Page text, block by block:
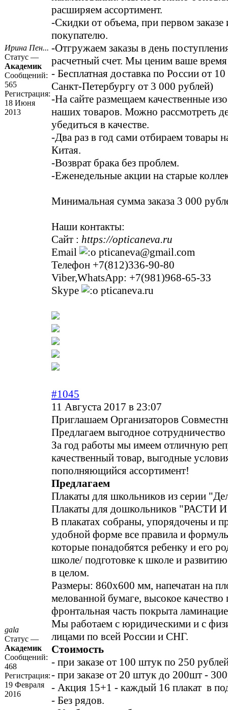
Ирина Пен...
Статус —
Академик
Сообщений:
565
Регистрация:
18 Июня
2013
расширяем ассортимент.
-Скидки от объема, при первом
покупателю.
-Отгружаем заказы в день
расчетный счет. Мы ценим ваше
- Бесплатная доставка по России от
Санкт-Петербургу от 3 000 рублей)
-На сайте размещаем качественные
наших товаров. Можно рассмотреть
убедиться в качестве.
-Два раз в год сами отбираем товары
Китая.
-Возврат брака без проблем.
-Еженедельные акции на старые
Минимальная сумма заказа 3 000
Наши контакты:
Сайт : https://opticaneva.ru
Email
pticaneva@gmail.com
Телефон +7(812)336-90-80
Viber,WhatsApp: +7(981)968-65-33
Skype
pticaneva.ru
gala
Статус —
Академик
Сообщений:
468
Регистрация:
19 Февраля
2016
#1045
11 Августа 2017 в 23:07
Приглашаем Организат­оров
Предлагаем выгодное сотрудничество
За год работы мы имеем отличную
качественный товар, выгодные
пополняющийся ассортимент!
Предлагаем
Плакаты для школьников из серии
Плакаты для дошкольников "РАСТИ
В плакатах собраны, упорядочены и
удобной фор­ме все правила и
которые понадобятся ребенку и его
школе/ подготовке к школе и
в целом.
Размеры: 860х600 мм, напечатан на
мелованной бумаге, высокое качество
фронтальная ча­сть покрыта
Мы работаем с юридич­ескими и с
лицами по всей Ро­ссии и СНГ.
Стоимость
- при заказе от 100 штук по 250
- при заказе от 20 штук до 200шт -
- Акция 15+1 - каждый 16 плакат в
- Без рядов.